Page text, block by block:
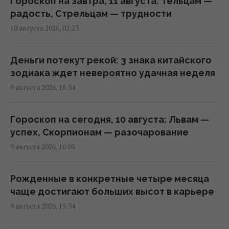
находится дальше от Солнца: объяснение
ученых
В Амазонии нашли следы неизвестной
цивилизации, насчитывавшей миллионы
Археологи в глубокой пещере нашли
02:59 воскресенье, 09 августа 2026
радость, Стрельцам — трудности
10 августа 2026, 02:23
Деньги потекут рекой: 3 знака китайского
зодиака ждет невероятно удачная неделя
9 августа 2026, 18:34
Гороскоп на сегодня, 10 августа: Львам —
успех, Скорпионам — разочарование
9 августа 2026, 16:05
Рожденные в конкретные четыре месяца
чаще достигают больших высот в карьере
9 августа 2026, 15:34